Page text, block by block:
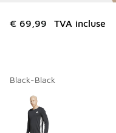
€ 69,99 TVA incluse
Black-Black
Page 1 sur 1 affichant 1
Merci de sélectionner